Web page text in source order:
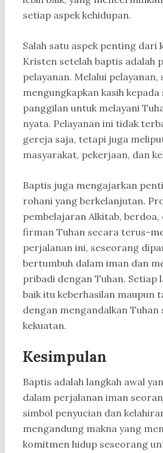
setiap aspek kehidupan.
Salah satu aspek penting dari
Kristen setelah baptis adalah
pelayanan. Melalui
mengungkapkan kasih
panggilan untuk melayani
nyata. Pelayanan ini tidak
gereja saja, tetapi juga
masyarakat, pekerjaan, dan
Baptis juga mengajarkan
rohani yang berkelanjutan.
pembelajaran Alkitab,
firman Tuhan secara terus-
perjalanan ini, seseorang
bertumbuh dalam iman dan
pribadi dengan Tuhan. Setiap
baik itu keberhasilan maupun
dengan mengandalkan Tuhan
kekuatan.
Kesimpulan
Baptis adalah langkah awal
dalam perjalanan iman
simbol penyucian dan
mengandung makna yang
komitmen hidup seseorang